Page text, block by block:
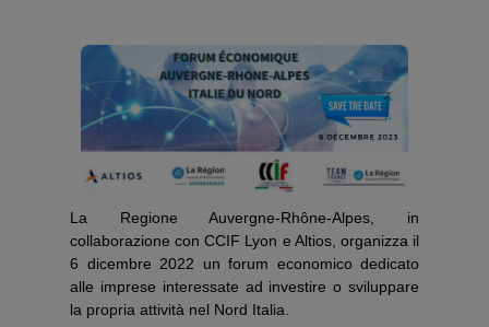
La Regione Auvergne-Rhône-Alpes, in
collaborazione con CCIF Lyon e Altios, organizza il
6 dicembre 2022 un forum economico dedicato
alle imprese interessate ad investire o sviluppare
la propria attività nel Nord Italia.